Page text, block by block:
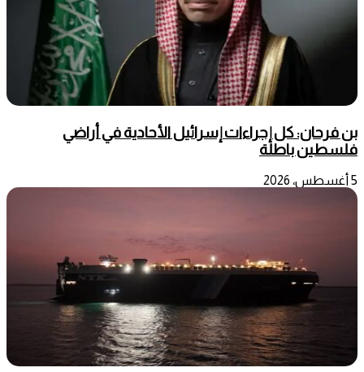
بن فرحان: كل إجراءات إسرائيل الأحادية في أراضي
فلسطين باطلة
5 أغسطس، 2026